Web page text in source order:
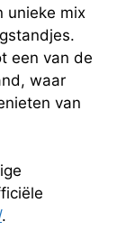
unieke mix
een van de
waar
van
.